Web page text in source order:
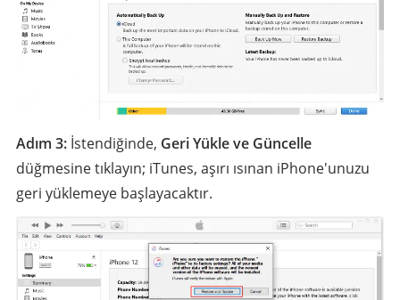
Adım 3: İstendiğinde, Geri Yükle ve Güncelle
düğmesine tıklayın; iTunes, aşırı ısınan iPhone'unuzu
geri yüklemeye başlayacaktır.